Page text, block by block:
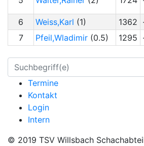
6 Weiss,Karl (1) 1362
7
Pfeil,Wladimir (0.5) 1295
Termine
Kontakt
Login
Intern
© 2019 TSV Willsbach